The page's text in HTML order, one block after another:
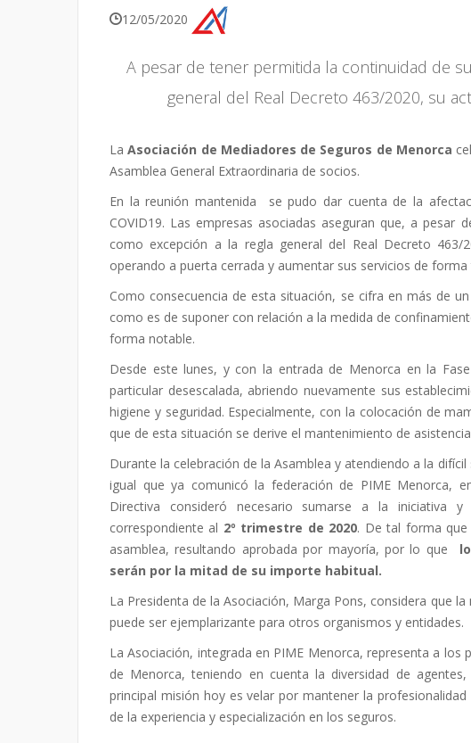
12/05/2020
A pesar de tener permitida la continuidad de
general del Real Decreto 463/2020, su
LaAsociación de Mediadores de Seguros de Menorca
Asamblea General Extraordinaria de socios.
En la reunión mantenida se pudo dar cuenta de la
COVID19. Las empresas asociadas aseguran que, a pesar
como excepción a la regla general del Real Decreto
operando a puerta cerrada y aumentar sus servicios de forma
Como consecuencia de esta situación, se cifra en más de
como es de suponer con relación a la medida de
forma notable.
Desde este lunes, y con la entrada de Menorca en la
particular desescalada, abriendo nuevamente sus
higiene y seguridad. Especialmente, con la colocación de
que de esta situación se derive el mantenimiento de
Durante la celebración de la Asamblea y atendiendo a la
igual que ya comunicó la federación de PIME Menorca,
Directiva consideró necesario sumarse a la
correspondiente al 2º trimestre de 2020. De tal forma
asamblea, resultando aprobada por mayoría, por lo que
serán por la mitad de su importe habitual.
La Presidenta de la Asociación, Marga Pons, considera que
puede ser ejemplarizante para otros organismos y entidades.
La Asociación, integrada en PIME Menorca, representa a
de Menorca, teniendo en cuenta la diversidad de
principal misión hoy es velar por mantener la
de la experiencia y especialización en los seguros.